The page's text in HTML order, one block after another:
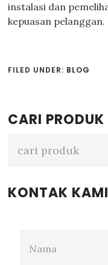
instalasi dan
kepuasan pelanggan.
FILED UNDER: BLOG
Primary
Sidebar
CARI PRODUK
KONTAK KAMI